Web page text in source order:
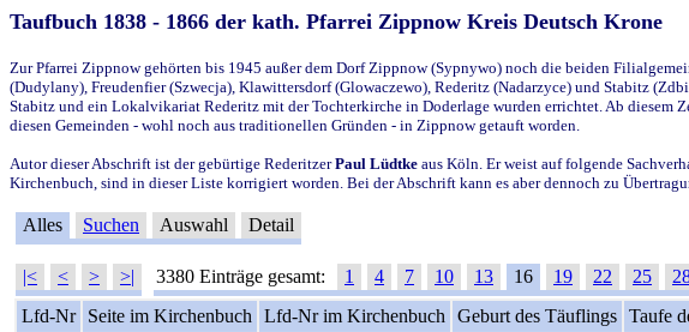
Taufbuch 1838 - 1866 der kath. Pfarrei Zippnow Kreis Deutsch Krone
Zur Pfarrei Zippnow gehörten bis 1945 außer dem Dorf Zippnow (Sypnywo) noch die beiden
(Dudylany), Freudenfier (Szwecja), Klawittersdorf (Glowaczewo), Rederitz (Nadarzyce) und Stabitz
Stabitz und ein Lokalvikariat Rederitz mit der Tochterkirche in Doderlage wurden errichtet. Ab diesem
diesen Gemeinden - wohl noch aus traditionellen Gründen - in Zippnow getauft worden.
Autor dieser Abschrift ist der gebürtige RederitzerPaul Lüdtke aus Köln. Er weist auf folgende
Kirchenbuch, sind in dieser Liste korrigiert worden. Bei der Abschrift kann es aber dennoch zu
Alles Suchen Auswahl Detail
|< < > >| 3380 Einträge gesamt: 1 4 7 10 13 16 19 22 25
Lfd-Nr
Seite im Kirchenbuch Lfd-Nr im Kirchenbuch Geburt des Täuflings Taufe